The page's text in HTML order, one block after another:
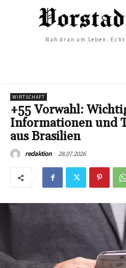
Nah dran am Leben.
WIRTSCHAFT
+55 Vorwahl:
Informationen und
aus Brasilien
redaktion 28.07.2026